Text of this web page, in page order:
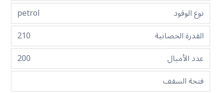
نوع الوقود
petrol
القدرة الحصانية
210
عدد الأميال
200
فتحة السقف